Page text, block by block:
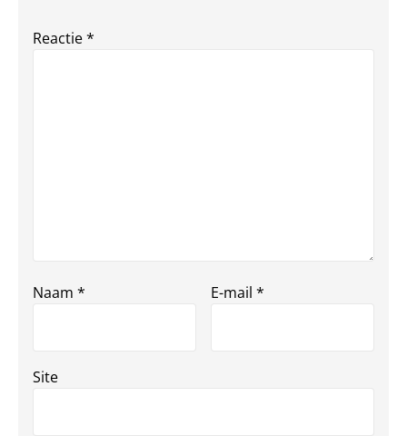
Reactie*
Naam * E-mail *
Site